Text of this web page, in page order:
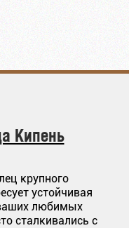
Кипень
крупного
устойчивая
любимых
сталкивались с